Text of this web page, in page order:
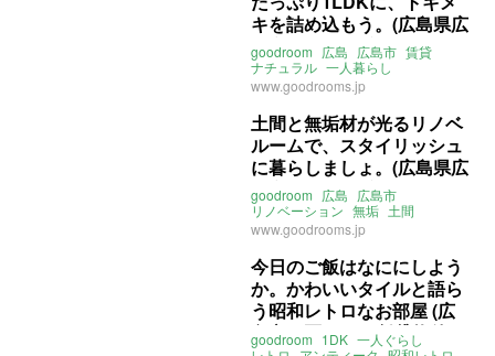
キを詰め込もう。(広島県広
島市31㎡の賃貸物件)
goodroom 広島 広島市 賃貸
ナチュラル 一人暮らし
ライター：くまのなな
www.goodrooms.jp
土間と無垢材が光るリノベ
ルームで、スタイリッシュ
に暮らしましょ。(広島県広
島市49㎡の賃貸物件)
goodroom 広島 広島市
リノベーション 無垢 土間
ライター：くまのなな
www.goodrooms.jp
今日のご飯はなににしよう
か。かわいいタイルと語ら
う昭和レトロなお部屋 (広
島市西区22㎡の賃貸物件)
goodroom 1DK 一人ぐらし